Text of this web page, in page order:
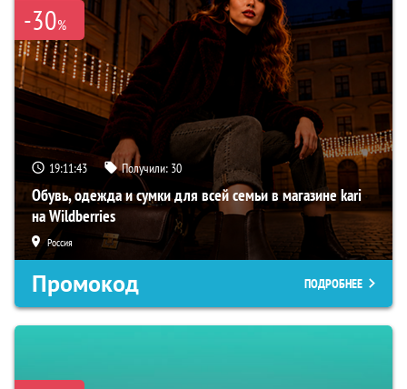
-30%
19:11:42 Получили: 30
Обувь, одежда и сумки для всей семьи в магазине kari
на Wildberries
Россия
Промокод ПОДРОБНЕЕ